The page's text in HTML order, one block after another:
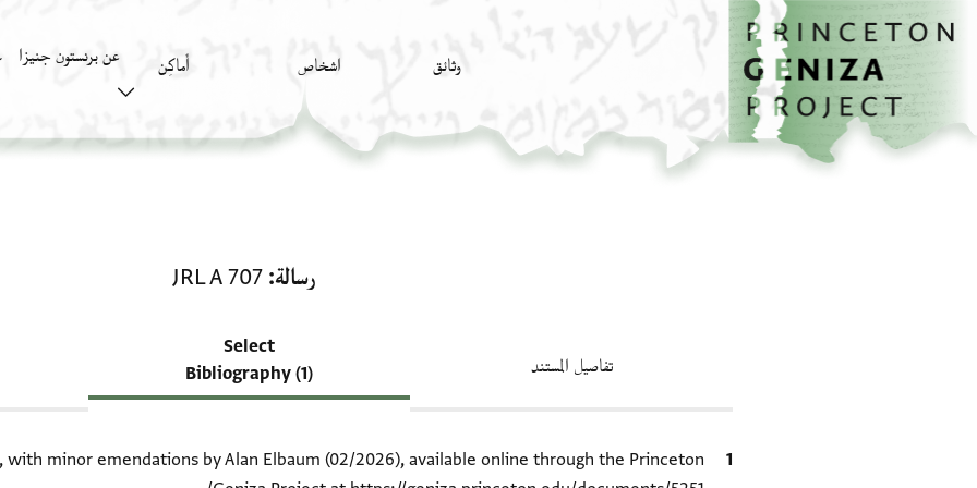
تخطي إلى المحتوى الرئيسي
الصفحة الرئيسية
وثائق اشخاص أَماكِن عن برنستون جنيزا
رسالة JRL A 707
تفاصيل المستند
Select
Bibliography (1)
الاقتباس المرجعي
with minor emendations by Alan Elbaum (02/2026), available online through the Princeton